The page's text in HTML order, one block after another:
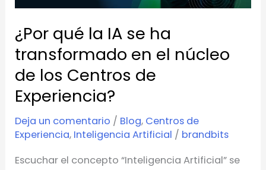
¿Por qué la IA se ha
transformado en el núcleo
de los Centros de
Experiencia?
Deja un comentario / Blog, Centros de
Experiencia, Inteligencia Artificial / brandbits
Escuchar el concepto “Inteligencia Artificial” se
transformado
en
el
núcleo
de
los
Centros
de
Experiencia?